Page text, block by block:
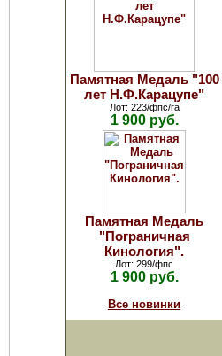
Памятная Медаль "100
лет Н.Ф.Карацупе"
Лот: 223/фпс/га
1 900 руб.
Памятная Медаль
"Пограничная
Кинология".
Лот: 299/фпс
1 900 руб.
Все новинки